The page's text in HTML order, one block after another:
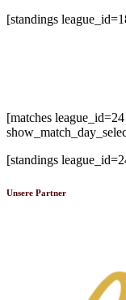
[standings
[matches
[standings
Unsere Partner